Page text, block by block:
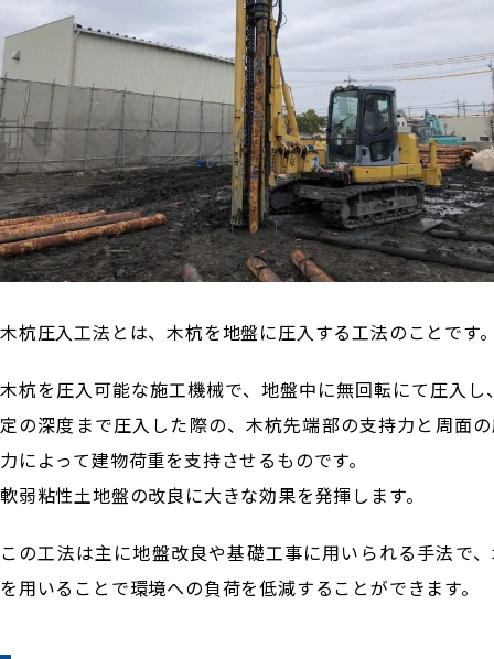
木杭圧入工法とは、木杭を地盤に圧入する工法のことです
木杭を圧入可能な施工機械で、地盤中に無回転にて圧入し
定の深度まで圧入した際の、木杭先端部の支持力と周面
力によって建物荷重を支持させるものです。
軟弱粘性土地盤の改良に大きな効果を発揮します。
この工法は主に地盤改良や基礎工事に用いられる手法で
を用いることで環境への負荷を低減することができます。